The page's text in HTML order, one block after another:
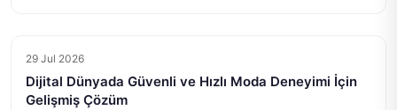
29 Jul 2026
Dijital Dünyada Güvenli ve Hızlı Moda Deneyimi İçin
Gelişmiş Çözüm